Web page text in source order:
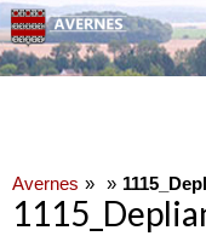
Avernes